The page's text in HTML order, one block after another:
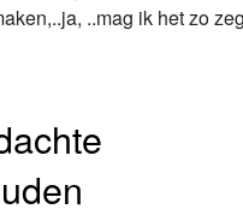
..mag ik het zo